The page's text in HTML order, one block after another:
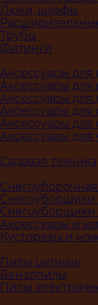
Люки, шкафы
Трубы
Фитинги
Аксессуары для
Аксессуары для
Аксессуары
Аксессуары для
Аксессуары для
Аксессуары для
Садовая техника
Снегоуборщики
Аксессуары и
Кусторезы и
Пилы цепные
Бензопилы
Пилы